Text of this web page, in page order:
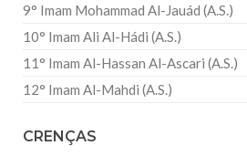
9° Imam Mohammad Al-Jauád (A.S.)
10° Imam Ali Al-Hádi (A.S.)
11° Imam Al-Hassan Al-Ascari (A.S.)
12° Imam Al-Mahdi (A.S.)
CRENÇAS